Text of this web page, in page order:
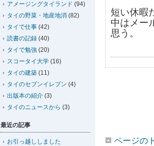
短い休暇
中はメー
思う。
ページの
アメージングタイランド (94)
タイの野菜・地産地消 (82)
タイで仕事 (42)
読書の記録 (40)
タイで勉強 (20)
スコータイ大学 (16)
タイの建築 (11)
タイのセブンイレブン (4)
出版本の紹介 (3)
タイのニュースから (3)
最近の記事
お引っ越ししました